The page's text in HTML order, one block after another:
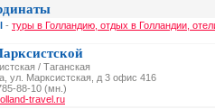
- туры в Голландию, отдых в Голландии,
/ Таганская
ул. Марксистская, д 3 офис 416
88-10 (мн.)
travel.ru